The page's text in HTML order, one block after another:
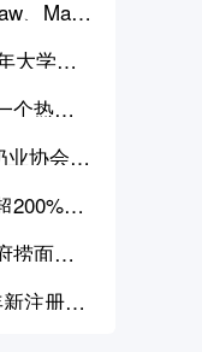
、Man
果
大学城
个热门
业协会称
200%，
捞面李
注册相